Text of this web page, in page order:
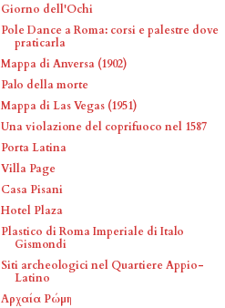
Giorno dell'Ochi
Pole Dance a Roma: corsi e palestre dove
praticarla
Mappa di Anversa (1902)
Palo della morte
Mappa di Las Vegas (1951)
Una violazione del coprifuoco nel 1587
Porta Latina
Villa Page
Casa Pisani
Hotel Plaza
Plastico di Roma Imperiale di Italo
Gismondi
Siti archeologici nel Quartiere Appio-
Latino
Αρχαία Ρώμη